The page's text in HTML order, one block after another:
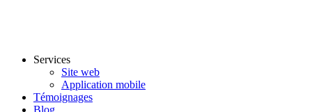
Services
Site web
Application mobile
Témoignages
Blog